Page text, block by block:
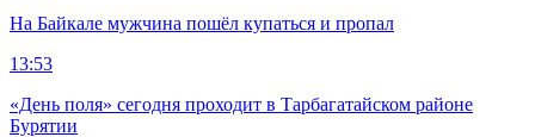
На Байкале мужчина пошёл купаться и пропал
13:53
«День поля» сегодня проходит в Тарбагатайском районе
Бурятии